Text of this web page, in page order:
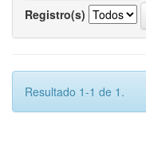
Registro(s)
Resultado 1-1 de 1.